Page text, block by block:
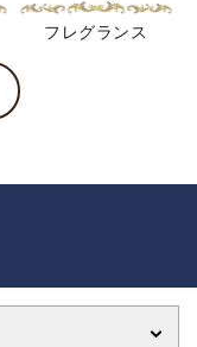
フレグランス